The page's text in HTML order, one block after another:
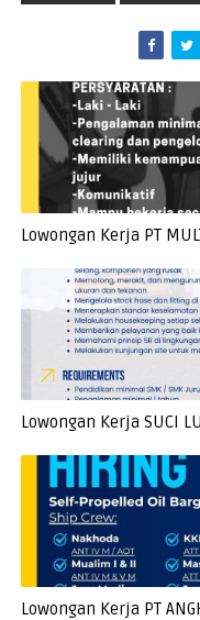
Lowongan Kerja PT
Lowongan Kerja SUCI
Lowongan Kerja PT